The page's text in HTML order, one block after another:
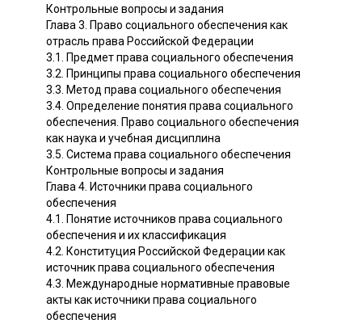
Контрольные вопросы и задания
Глава 3. Право социального обеспечения как
отрасль права Российской Федерации
3.1. Предмет права социального обеспечения
3.2. Принципы права социального обеспечения
3.3. Метод права социального обеспечения
3.4. Определение понятия права социального
обеспечения. Право социального обеспечения
как наука и учебная дисциплина
3.5. Система права социального обеспечения
Контрольные вопросы и задания
Глава 4. Источники права социального
обеспечения
4.1. Понятие источников права социального
обеспечения и их классификация
4.2. Конституция Российской Федерации как
источник права социального обеспечения
4.3. Международные нормативные правовые
акты как источники права социального
обеспечения